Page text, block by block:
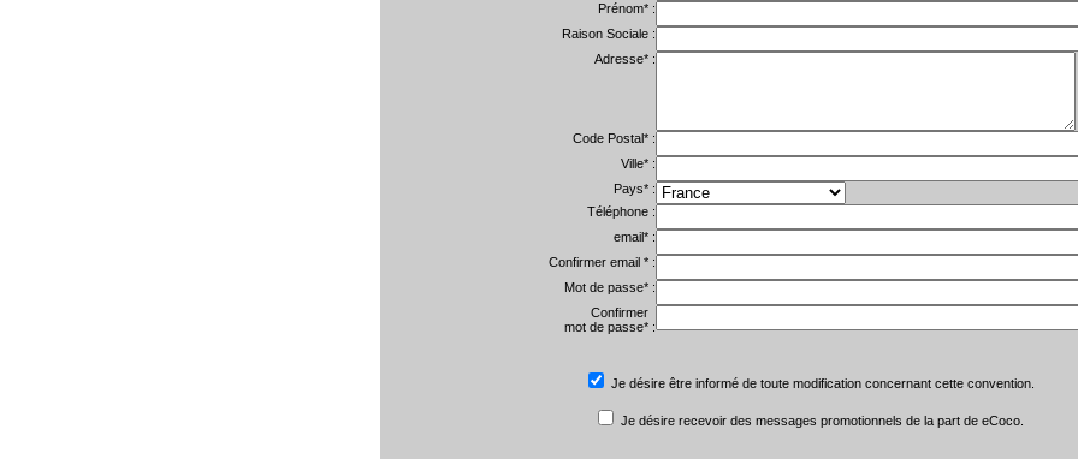
Prénom* :
Raison Sociale :
Adresse* :
Code Postal* :
Ville* :
Pays* :
Téléphone :
email* :
Confirmer email * :
Mot de passe* :
Confirmer
mot de passe* :
Je désire être informé de toute modification concernant cette convention.
Je désire recevoir des messages promotionnels de la part de eCoco.